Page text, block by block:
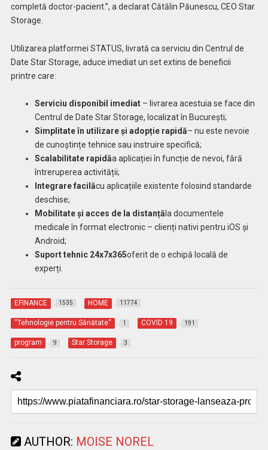
completă doctor-pacient.”, a declarat Cătălin Păunescu, CEO Star
Storage.
Utilizarea platformei STATUS, livrată ca serviciu din Centrul de
Date Star Storage, aduce imediat un set extins de beneficii
printre care:
Serviciu disponibil imediat – livrarea acestuia se face din
Centrul de Date Star Storage, localizat în București;
Simplitate în utilizare și adopție rapidă– nu este nevoie
de cunoștințe tehnice sau instruire specifică;
Scalabilitate rapidăa aplicației în funcție de nevoi, fără
întreruperea activității;
Integrare facilăcu aplicațiile existente folosind standarde
deschise;
Mobilitate și acces de la distanță la documentele
medicale în format electronic – clienți nativi pentru iOS și
Android;
Suport tehnic 24x7x365oferit de o echipă locală de
experți.
EFINANCE 1535 HOME 11774
“Tehnologie pentru Sănătate“ 1 COVID 19 191
program 9 Star Storage 3
AUTHOR: MOISE NOREL